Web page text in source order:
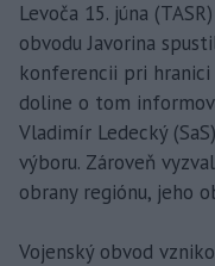
Levoča 15. júna
obvodu Javorina
konferencii pri hranici
doline o tom
Vladimír Ledecký
výboru. Zároveň
obrany regiónu, jeho
Vojenský obvod